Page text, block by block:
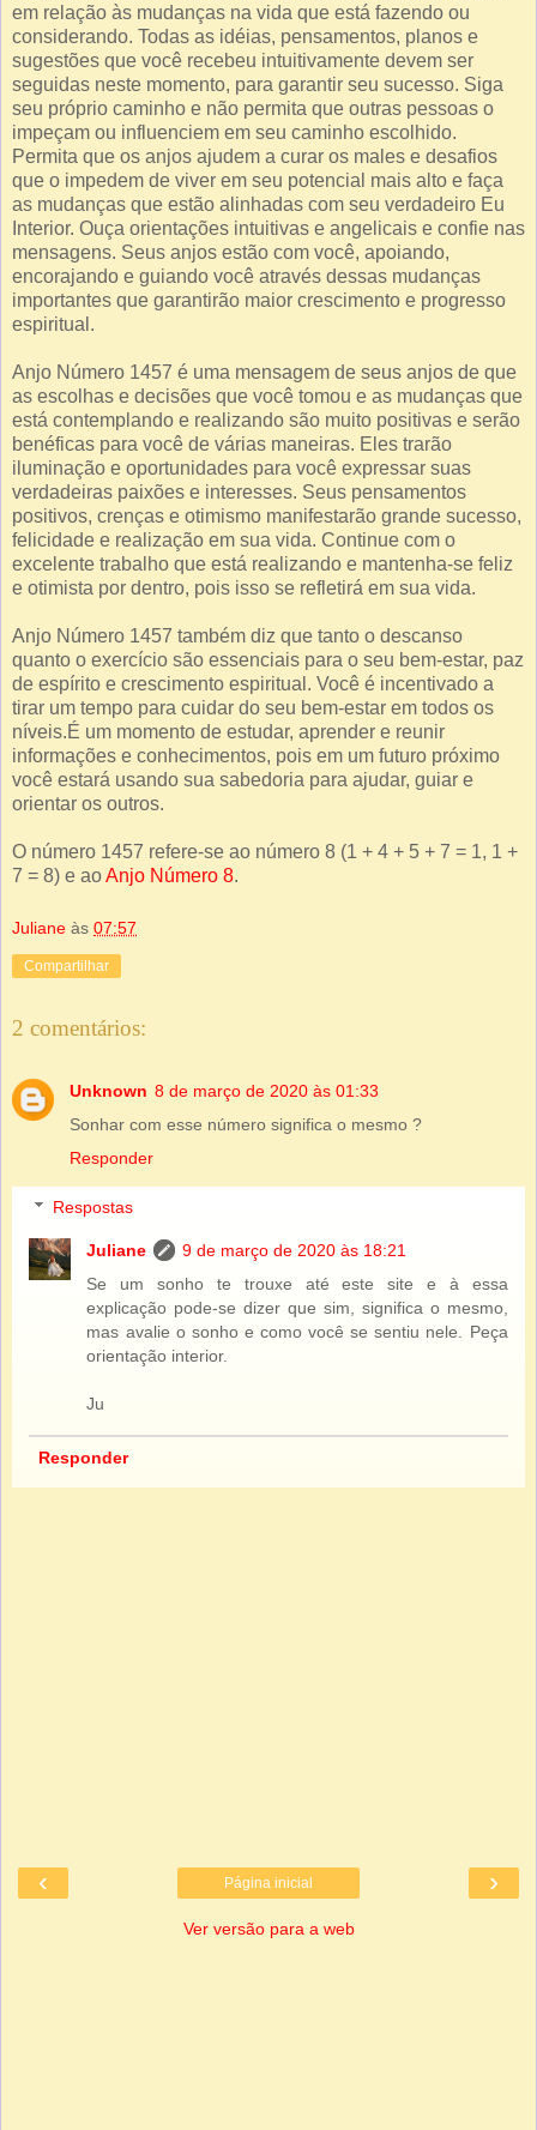
em relação às mudanças na vida que está fazendo ou
considerando. Todas as idéias, pensamentos, planos e
sugestões que você recebeu intuitivamente devem ser
seguidas neste momento, para garantir seu sucesso. Siga
seu próprio caminho e não permita que outras pessoas o
impeçam ou influenciem em seu caminho escolhido.
Permita que os anjos ajudem a curar os males e desafios
que o impedem de viver em seu potencial mais alto e faça
as mudanças que estão alinhadas com seu verdadeiro Eu
Interior. Ouça orientações intuitivas e angelicais e confie nas
mensagens. Seus anjos estão com você, apoiando,
encorajando e guiando você através dessas mudanças
importantes que garantirão maior crescimento e progresso
espiritual.
Anjo Número 1457 é uma mensagem de seus anjos de que
as escolhas e decisões que você tomou e as mudanças que
está contemplando e realizando são muito positivas e serão
benéficas para você de várias maneiras. Eles trarão
iluminação e oportunidades para você expressar suas
verdadeiras paixões e interesses. Seus pensamentos
positivos, crenças e otimismo manifestarão grande sucesso,
felicidade e realização em sua vida. Continue com o
excelente trabalho que está realizando e mantenha-se feliz
e otimista por dentro, pois isso se refletirá em sua vida.
Anjo Número 1457 também diz que tanto o descanso
quanto o exercício são essenciais para o seu bem-estar, paz
de espírito e crescimento espiritual. Você é incentivado a
tirar um tempo para cuidar do seu bem-estar em todos os
níveis.É um momento de estudar, aprender e reunir
informações e conhecimentos, pois em um futuro próximo
você estará usando sua sabedoria para ajudar, guiar e
orientar os outros.
O número 1457 refere-se ao número 8 (1 + 4 + 5 + 7 = 1, 1 +
7 = 8) e aoAnjo Número 8.
Juliane às 07:57
Compartilhar
2 comentários:
Unknown 8 de março de 2020 às 01:33
Sonhar com esse número significa o mesmo ?
Responder
Respostas
Juliane
9 de março de 2020 às 18:21
Se um sonho te trouxe até este site e à essa
explicação pode-se dizer que sim, significa o mesmo,
mas avalie o sonho e como você se sentiu nele. Peça
orientação interior.
Ju
Responder
‹ ›
Página inicial
Ver versão para a web